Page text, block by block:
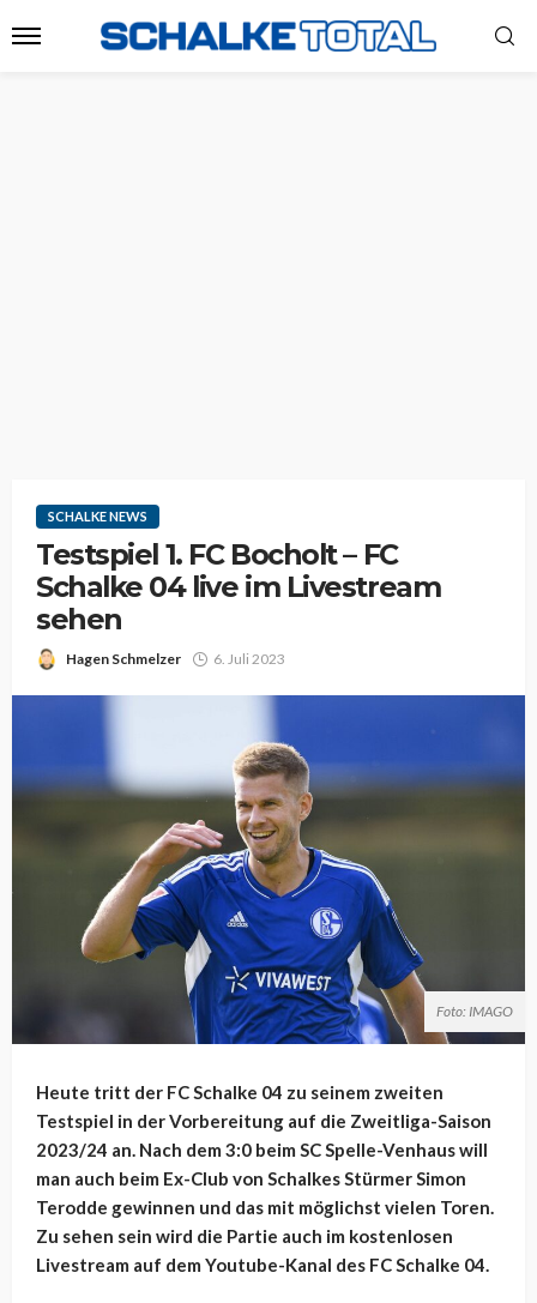
SCHALKE NEWS
Testspiel 1. FC Bocholt – FC
Schalke 04 live im Livestream
sehen
Hagen Schmelzer 6. Juli 2023
Foto: IMAGO
Heute tritt der FC Schalke 04 zu seinem zweiten
Testspiel in der Vorbereitung auf die Zweitliga-Saison
2023/24 an. Nach dem 3:0 beim SC Spelle-Venhaus will
man auch beim Ex-Club von Schalkes Stürmer Simon
Terodde gewinnen und das mit möglichst vielen Toren.
Zu sehen sein wird die Partie auch im kostenlosen
Livestream auf dem Youtube-Kanal des FC Schalke 04.